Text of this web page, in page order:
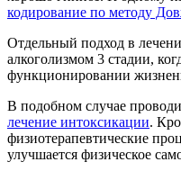
кодирование по методу
Отдельный подход в
алкоголизмом 3 стадии,
функционировании
В подобном случае
лечение интоксикации.
физиотерапевтические
улучшается физическое